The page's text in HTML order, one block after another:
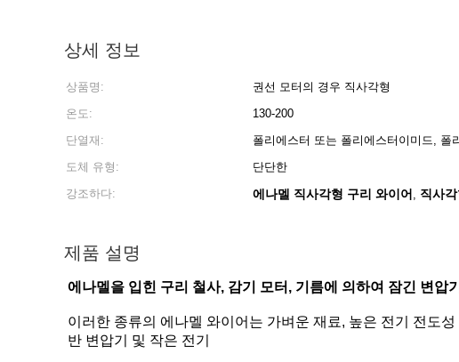
상세 정보
상품명: 권선 모터의 경우 직사각형
온도:
130-200
단열재:
폴리에스터 또는 폴리에스터이미드, 폴
도체 유형:
단단한
강조하다:
에나멜 직사각형 구리 와이어 , 직사
제품 설명
에나멜을 입힌 구리 철사, 감기 모터, 기름에 의하여 잠긴 변압
이러한 종류의 에나멜 와이어는 가벼운 재료, 높은 전기 전도
반 변압기 및 작은 전기